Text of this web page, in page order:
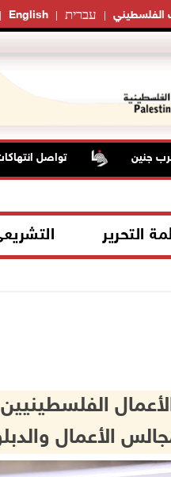
English עברית الفلسطيني
تواصل انتهاكات
التحرير
الأعمال